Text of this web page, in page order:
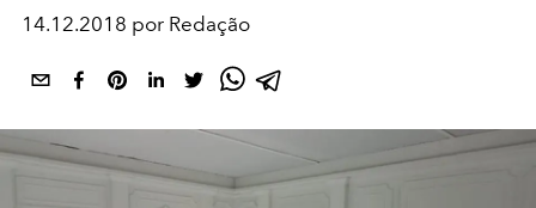
14.12.2018 por Redação